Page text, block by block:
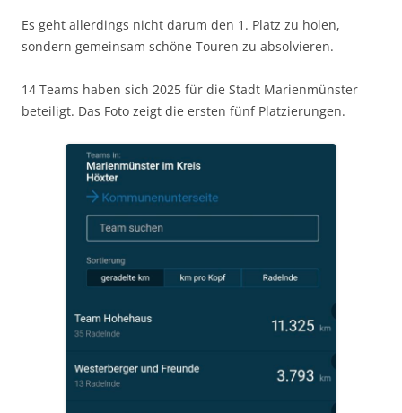
Es geht allerdings nicht darum den 1. Platz zu holen,
sondern gemeinsam schöne Touren zu absolvieren.
14 Teams haben sich 2025 für die Stadt Marienmünster
beteiligt. Das Foto zeigt die ersten fünf Platzierungen.